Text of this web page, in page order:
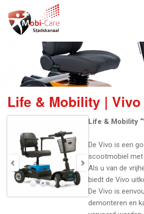
Life & Mobility | Vivo
Life & Mobility
De Vivo is een
scootmobiel met
Als u van de
biedt de Vivo
De Vivo is
demonteren en